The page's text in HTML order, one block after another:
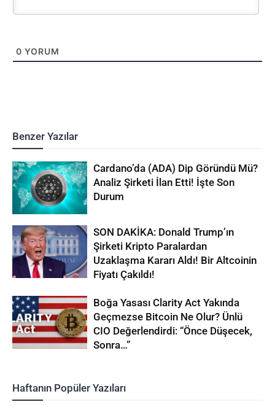
0 YORUM
Benzer Yazılar
Cardano’da (ADA) Dip Göründü Mü?
Analiz Şirketi İlan Etti! İşte Son
Durum
SON DAKİKA: Donald Trump’ın
Şirketi Kripto Paralardan
Uzaklaşma Kararı Aldı! Bir Altcoinin
Fiyatı Çakıldı!
Boğa Yasası Clarity Act Yakında
Geçmezse Bitcoin Ne Olur? Ünlü
CIO Değerlendirdi: “Önce Düşecek,
Sonra…”
Haftanın Popüler Yazıları